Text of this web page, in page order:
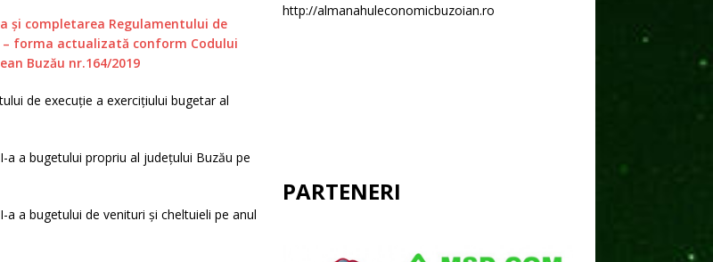
și completarea Regulamentului de
forma actualizată conform Codului
Buzău nr.164/2019
de execuție a exercițiului bugetar al
a bugetului propriu al județului Buzău pe
a bugetului de venituri și cheltuieli pe anul
http://almanahuleconomicbuzoian.ro
PARTENERI